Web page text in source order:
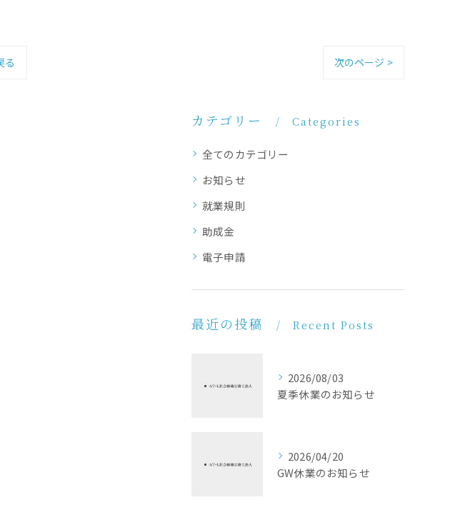
る 次のページ >
カテゴリー Categories
全てのカテゴリー
お知らせ
就業規則
助成金
電子申請
最近の投稿 Recent Posts
2026/08/03
夏季休業のお知らせ
2026/04/20
GW休業のお知らせ